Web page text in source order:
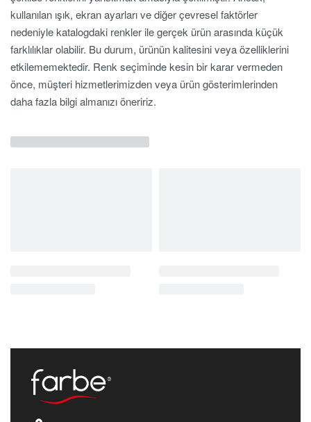
kullanılan ışık, ekran ayarları ve diğer çevresel faktörler
nedeniyle katalogdaki renkler ile gerçek ürün arasında küçük
farklılıklar olabilir. Bu durum, ürünün kalitesini veya özelliklerini
etkilememektedir. Renk seçiminde kesin bir karar vermeden
önce, müşteri hizmetlerimizden veya ürün gösterimlerinden
daha fazla bilgi almanızı öneririz.